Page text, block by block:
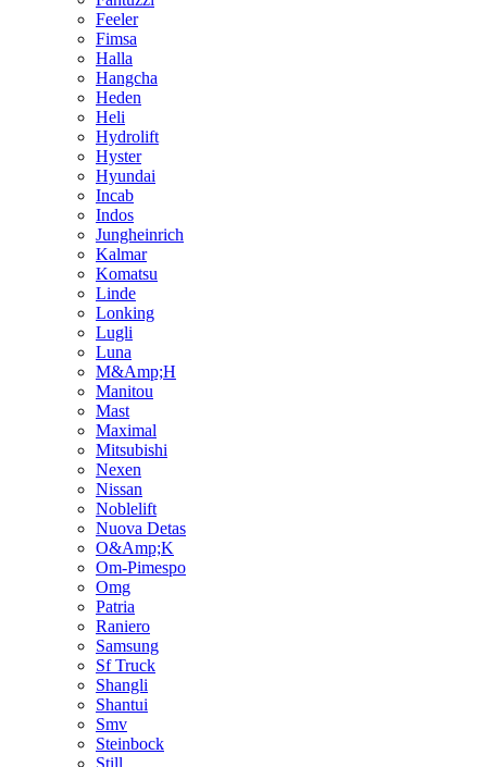
Feeler
Fimsa
Halla
Hangcha
Heden
Heli
Hydrolift
Hyster
Hyundai
Incab
Indos
Jungheinrich
Kalmar
Komatsu
Linde
Lonking
Lugli
Luna
M&Amp;H
Manitou
Mast
Maximal
Mitsubishi
Nexen
Nissan
Noblelift
Nuova Detas
O&Amp;K
Om-Pimespo
Omg
Patria
Raniero
Samsung
Sf Truck
Shangli
Shantui
Smv
Steinbock
Still